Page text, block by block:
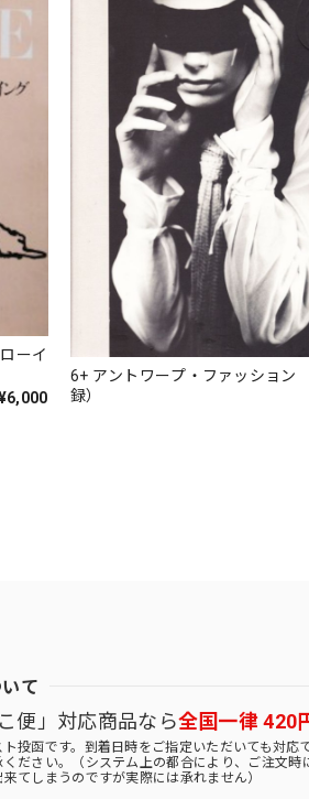
ーイ
6+ アントワープ・ファッション
録）
て
便」対応商品なら全国一律 420
投函です。到着日時をご指定いただいても対応
ください。（システム上の都合により、ご注文時
てしまうのですが実際には承れません）